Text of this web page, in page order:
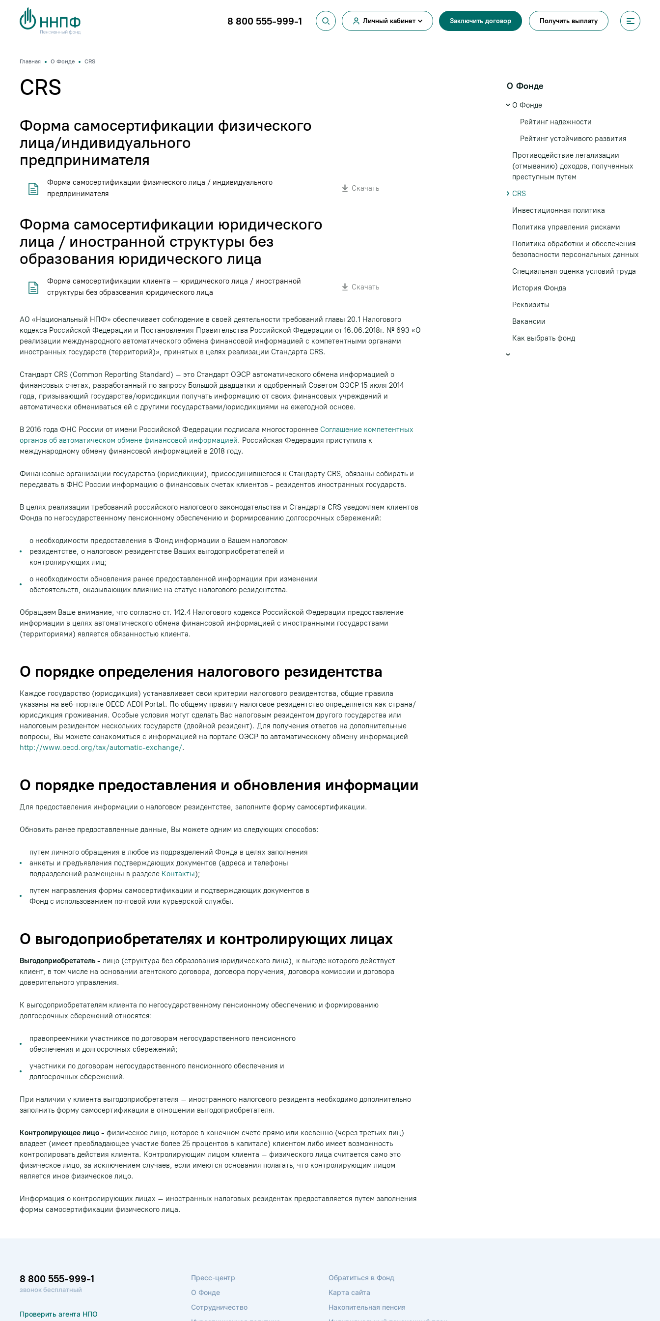
Личный кабинет
8 800 555-999-1 Заключить договор Получить выплату
Главная О Фонде CRS
CRS
Форма самосертификации физического
лица/индивидуального
предпринимателя
Форма самосертификации физического лица / индивидуального
предпринимателя
Скачать
Форма самосертификации юридического
лица / иностранной структуры без
образования юридического лица
Форма самосертификации клиента – юридического лица / иностранной
структуры без образования юридического лица
Скачать
АО «Национальный НПФ» обеспечивает соблюдение в своей деятельности требований главы 20.1 Налогового
кодекса Российской Федерации и Постановления Правительства Российской Федерации от 16.06.2018г. № 693 «О
реализации международного автоматического обмена финансовой информацией с компетентными органами
иностранных государств (территорий)», принятых в целях реализации Стандарта CRS.
Стандарт CRS (Common Reporting Standard) – это Стандарт ОЭСР автоматического обмена информацией о
финансовых счетах, разработанный по запросу Большой двадцатки и одобренный Советом ОЭСР 15 июля 2014
года, призывающий государства/юрисдикции получать информацию от своих финансовых учреждений и
автоматически обмениваться ей с другими государствами/юрисдикциями на ежегодной основе.
В 2016 года ФНС России от имени Российской Федерации подписала многостороннее Соглашение компетентных
органов об автоматическом обмене финансовой информацией. Российская Федерация приступила к
международному обмену финансовой информацией в 2018 году.
Финансовые организации государства (юрисдикции), присоединившегося к Стандарту CRS, обязаны собирать и
передавать в ФНС России информацию о финансовых счетах клиентов - резидентов иностранных государств.
В целях реализации требований российского налогового законодательства и Стандарта CRS уведомляем клиентов
Фонда по негосударственному пенсионному обеспечению и формированию долгосрочных сбережений:
о необходимости предоставления в Фонд информации о Вашем налоговом
резидентстве, о налоговом резидентстве Ваших выгодоприобретателей и
контролирующих лиц;
о необходимости обновления ранее предоставленной информации при изменении
обстоятельств, оказывающих влияние на статус налогового резидентства.
Обращаем Ваше внимание, что согласно ст. 142.4 Налогового кодекса Российской Федерации предоставление
информации в целях автоматического обмена финансовой информацией с иностранными государствами
(территориями) является обязанностью клиента.
О порядке определения налогового резидентства
Каждое государство (юрисдикция) устанавливает свои критерии налогового резидентства, общие правила
указаны на веб-портале OECD AEOI Portal. По общему правилу налоговое резидентство определяется как страна/
юрисдикция проживания. Особые условия могут сделать Вас налоговым резидентом другого государства или
налоговым резидентом нескольких государств (двойной резидент). Для получения ответов на дополнительные
вопросы, Вы можете ознакомиться с информацией на портале ОЭСР по автоматическому обмену информацией
http://www.oecd.org/tax/automatic-exchange/.
О порядке предоставления и обновления информации
Для предоставления информации о налоговом резидентстве, заполните форму самосертификации.
Обновить ранее предоставленные данные, Вы можете одним из следующих способов:
путем личного обращения в любое из подразделений Фонда в целях заполнения
анкеты и предъявления подтверждающих документов (адреса и телефоны
подразделений размещены в разделе Контакты);
путем направления формы самосертификации и подтверждающих документов в
Фонд с использованием почтовой или курьерской службы.
О выгодоприобретателях и контролирующих лицах
Выгодоприобретатель - лицо (структура без образования юридического лица), к выгоде которого действует
клиент, в том числе на основании агентского договора, договора поручения, договора комиссии и договора
доверительного управления.
К выгодоприобретателям клиента по негосударственному пенсионному обеспечению и формированию
долгосрочных сбережений относятся:
правопреемники участников по договорам негосударственного пенсионного
обеспечения и долгосрочных сбережений;
участники по договорам негосударственного пенсионного обеспечения и
долгосрочных сбережений.
При наличии у клиента выгодоприобретателя – иностранного налогового резидента необходимо дополнительно
заполнить форму самосертификации в отношении выгодоприобретателя.
Контролирующее лицо - физическое лицо, которое в конечном счете прямо или косвенно (через третьих лиц)
владеет (имеет преобладающее участие более 25 процентов в капитале) клиентом либо имеет возможность
контролировать действия клиента. Контролирующим лицом клиента – физического лица считается само это
физическое лицо, за исключением случаев, если имеются основания полагать, что контролирующим лицом
является иное физическое лицо.
Информация о контролирующих лицах – иностранных налоговых резидентах предоставляется путем заполнения
формы самосертификации физического лица.
О Фонде
О Фонде
Рейтинг надежности
Рейтинг устойчивого развития
Противодействие легализации
(отмыванию) доходов, полученных
преступным путем
CRS
Инвестиционная политика
Политика управления рисками
Политика обработки и обеспечения
безопасности персональных данных
Специальная оценка условий труда
История Фонда
Реквизиты
Вакансии
Как выбрать фонд
8 800 555-999-1
звонок бесплатный
Проверить агента НПО
Пресс-центр
О Фонде
Сотрудничество
Обратиться в Фонд
Карта сайта
Накопительная пенсия